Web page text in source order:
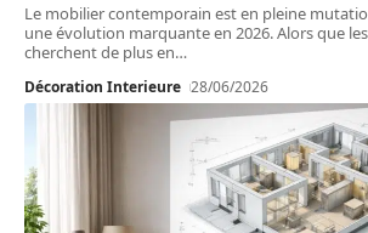
Le mobilier contemporain est en pleine
une évolution marquante en 2026. Alors que
cherchent de plus en…
Décoration Interieure 28/06/2026